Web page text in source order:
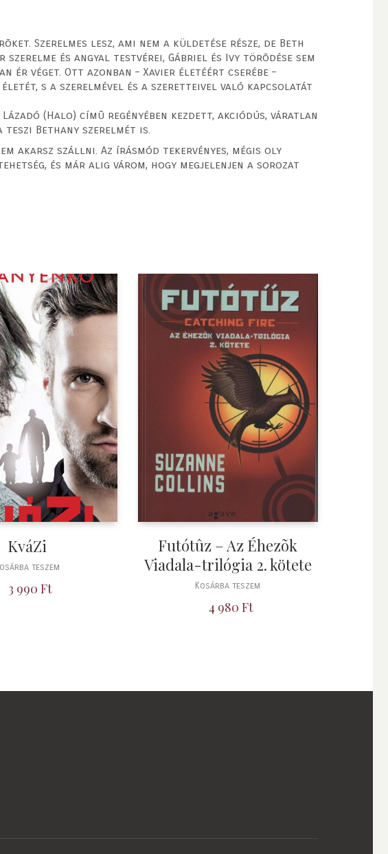
Szerelmes lesz, ami nem a küldetése része, de Beth
és angyal testvérei, Gábriel és Ivy törõdése sem
ér véget. Ott azonban – Xavier életéért cserébe –
s a szerelmével és a szeretteivel való kapcsolatát
(Halo) címû regényében kezdett, akciódús, váratlan
Bethany szerelmét is.
akarsz szállni. Az írásmód tekervényes, mégis oly
és már alig várom, hogy megjelenjen a sorozat
KváZi
teszem
3 990Ft
Futótûz – Az Éhezõk
Viadala-trilógia 2. kötete
Kosárba teszem
4 980Ft